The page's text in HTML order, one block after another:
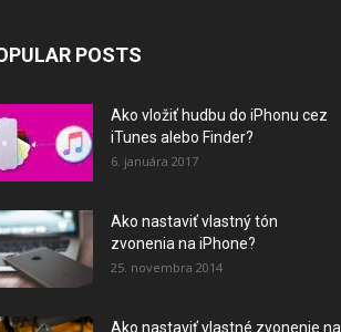
POSTS
Ako vložiť hudbu do iPhonu cez
iTunes alebo Finder?
6. januára 2017
Ako nastaviť vlastný tón
zvonenia na iPhone?
25. novembra 2014
Ako nastaviť vlastné zvonenie na